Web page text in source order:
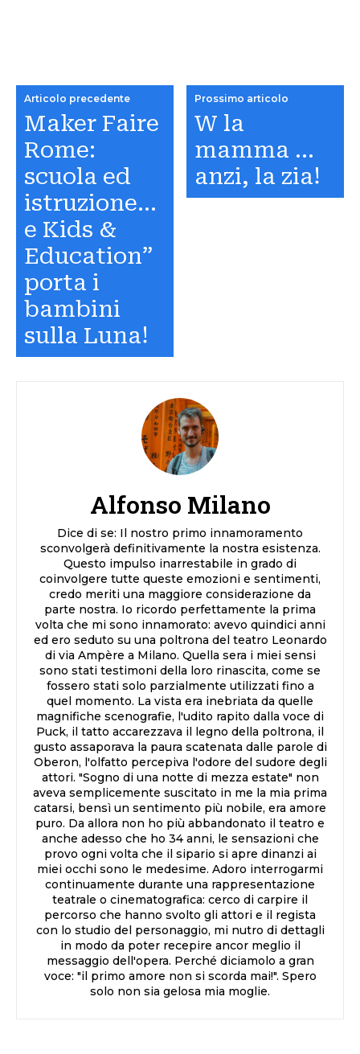
Articolo precedente
Maker Faire
Rome:
scuola ed
istruzione…
e Kids &
Education”
porta i
bambini
sulla Luna!
Prossimo articolo
W la
mamma …
anzi, la zia!
Alfonso Milano
Dice di se: Il nostro primo innamoramento
sconvolgerà definitivamente la nostra esistenza.
Questo impulso inarrestabile in grado di
coinvolgere tutte queste emozioni e sentimenti,
credo meriti una maggiore considerazione da
parte nostra. Io ricordo perfettamente la prima
volta che mi sono innamorato: avevo quindici anni
ed ero seduto su una poltrona del teatro Leonardo
di via Ampère a Milano. Quella sera i miei sensi
sono stati testimoni della loro rinascita, come se
fossero stati solo parzialmente utilizzati fino a
quel momento. La vista era inebriata da quelle
magnifiche scenografie, l'udito rapito dalla voce di
Puck, il tatto accarezzava il legno della poltrona, il
gusto assaporava la paura scatenata dalle parole di
Oberon, l'olfatto percepiva l'odore del sudore degli
attori. "Sogno di una notte di mezza estate" non
aveva semplicemente suscitato in me la mia prima
catarsi, bensì un sentimento più nobile, era amore
puro. Da allora non ho più abbandonato il teatro e
anche adesso che ho 34 anni, le sensazioni che
provo ogni volta che il sipario si apre dinanzi ai
miei occhi sono le medesime. Adoro interrogarmi
continuamente durante una rappresentazione
teatrale o cinematografica: cerco di carpire il
percorso che hanno svolto gli attori e il regista
con lo studio del personaggio, mi nutro di dettagli
in modo da poter recepire ancor meglio il
messaggio dell'opera. Perché diciamolo a gran
voce: "il primo amore non si scorda mai!". Spero
solo non sia gelosa mia moglie.